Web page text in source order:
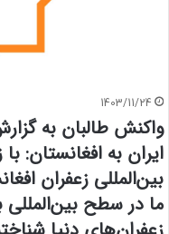
1403/11/24
واکنش طالبان به
ایران به افغانستان:
بین‌المللی زعفران
ما در سطح